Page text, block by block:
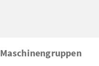
Maschinengruppen